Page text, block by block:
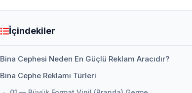
İçindekiler
Bina Cephesi Neden En Güçlü Reklam Aracıdır?
Bina Cephe Reklamı Türleri